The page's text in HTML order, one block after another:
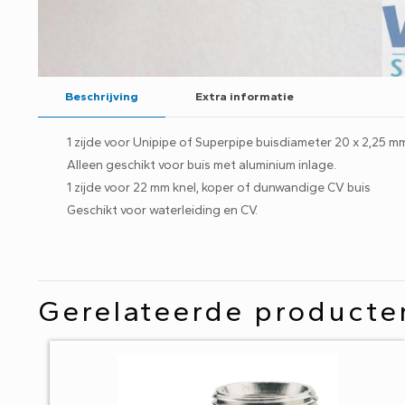
Beschrijving Extra informatie
1 zijde voor Unipipe of Superpipe buisdiameter 20 x 2,25
Alleen geschikt voor buis met aluminium inlage.
1 zijde voor 22 mm knel, koper of dunwandige CV buis
Geschikt voor waterleiding en CV.
Gerelateerde